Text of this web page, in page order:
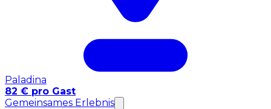
Paladina
82 € pro Gast
Gemeinsames Erlebnis